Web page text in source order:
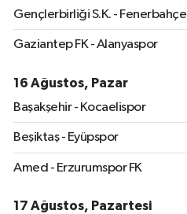
Gençlerbirliği S.K. - Fenerbahçe
Gaziantep FK - Alanyaspor
16 Ağustos, Pazar
Başakşehir - Kocaelispor
Beşiktaş - Eyüpspor
Amed - Erzurumspor FK
17 Ağustos, Pazartesi